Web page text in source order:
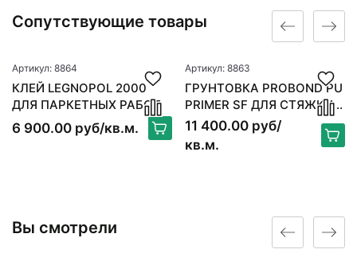
Сопутствующие товары
Артикул: 8864
КЛЕЙ LEGNOPOL 2000
ДЛЯ ПАРКЕТНЫХ РАБОТ
6 900.00 руб/кв.м.
Артикул: 8863
ГРУНТОВКА PROBOND PU
PRIMER SF ДЛЯ СТЯЖКИ 6
КГ
11 400.00 руб/
кв.м.
Вы смотрели